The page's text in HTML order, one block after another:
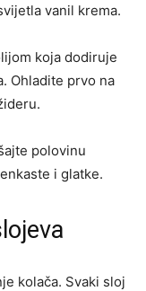
vanil krema.
koja dodiruje
Ohladite prvo na
polovinu
i glatke.
kolača. Svaki sloj